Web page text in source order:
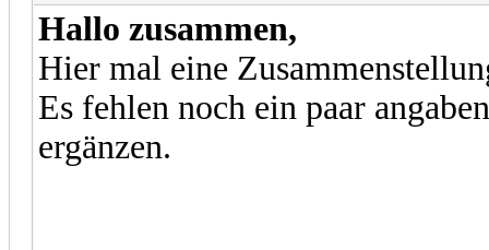
Hallo zusammen,
Hier mal eine
Es fehlen noch ein paar
ergänzen.